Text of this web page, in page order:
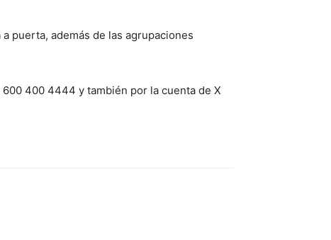
puerta, además de las agrupaciones
400 4444 y también por la cuenta de X